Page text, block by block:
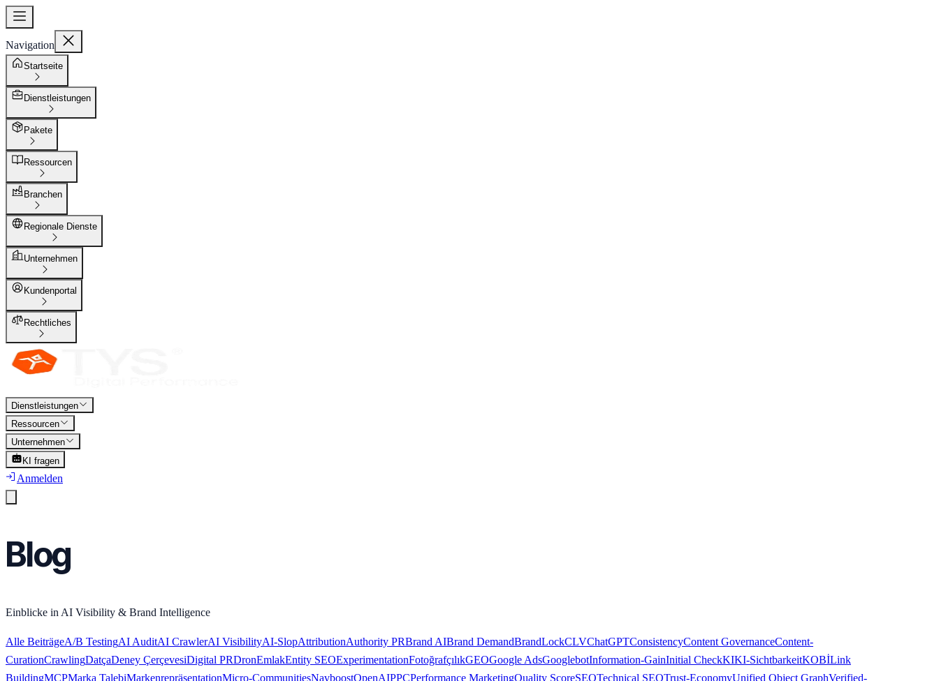
Navigation
Startseite
Dienstleistungen
Pakete
Ressourcen
Branchen
Regionale Dienste
Unternehmen
Kundenportal
Rechtliches
Dienstleistungen
Ressourcen
Unternehmen
KI fragen
Anmelden
Blog
Einblicke in AI Visibility & Brand Intelligence
Alle BeiträgeA/B TestingAI AuditAI CrawlerAI VisibilityAI-SlopAttributionAuthority PRBrand AIBrand DemandBrandLockCLVChatGPTConsistencyContent GovernanceContent-
CurationCrawlingDatçaDeney ÇerçevesiDigital PRDronEmlakEntity SEOExperimentationFotoğrafçılıkGEOGoogle AdsGooglebotInformation-GainInitial CheckKIKI-SichtbarkeitKOBİLink
BuildingMCPMarka TalebiMarkenrepräsentationMicro-CommunitiesNavboostOpenAIPPCPerformance MarketingQuality ScoreSEOTechnical SEOTrust-EconomyUnified Object GraphVerified-